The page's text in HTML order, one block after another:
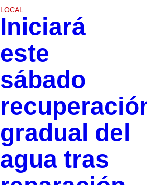
LOCAL
Iniciará
este
sábado
gradual del
agua tras